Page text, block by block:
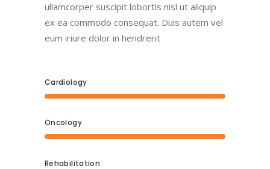
ullamcorper suscipit lobortis nisl ut aliquip
ex ea commodo consequat. Duis autem vel
eum iriure dolor in hendrerit
Cardiology
Oncology
Rehabilitation